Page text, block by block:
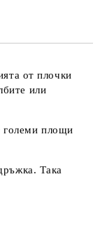
от плочки
или
големи площи
Така